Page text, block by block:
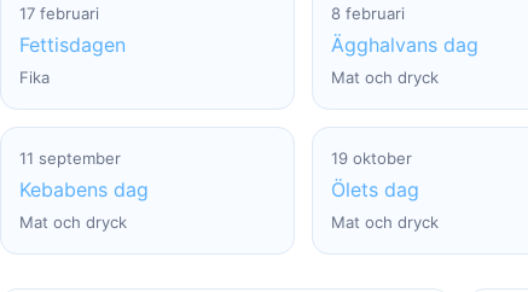
17 februari
Fettisdagen
Fika
8 februari
Ägghalvans dag
Mat och dryck
11 september
Kebabens dag
Mat och dryck
19 oktober
Ölets dag
Mat och dryck